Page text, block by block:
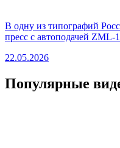
В одну из типографий
пресс с автоподачей ZML-
22.05.2026
Популярные